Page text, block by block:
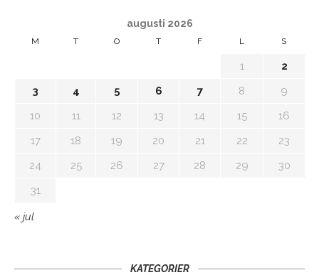
augusti 2026
M T O T F L S
1
2
3
4 5 6 7 8
9
10
11 12 13 14 15
16
17
18 19 20 21 22
23
24
25 26 27 28 29
30
31
« jul
KATEGORIER